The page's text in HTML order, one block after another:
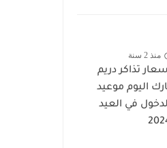
منذ 2 سنة
تذاكر دريم
اليوم موعيد
في العيد